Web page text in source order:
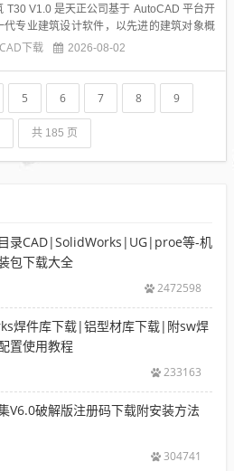
较的简...
T30 V1.0 是天正公司基于 AutoCAD 平台开
代专业建筑设计软件，以先进的建筑对象概
建筑施工图设计。软件集成智能轴网、参数
批量导出性能与图元重叠清理。采用多线程
下载 2026-08-02
5 6 7 8 9
共 185 页
录CAD|SolidWorks|UG|proe等-机
包下载大全
2472598
焊件库下载|铝型材库下载|附sw焊
置使用教程
233163
V6.0破解版注册码下载附安装方法
304741